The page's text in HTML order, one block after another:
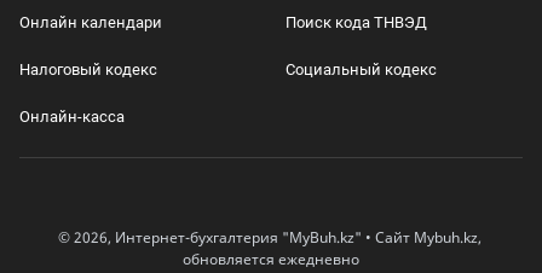
Онлайн календари Поиск кода ТНВЭД
Налоговый кодекс Социальный кодекс
Онлайн-касса
© 2026, Интернет-бухгалтерия "MyBuh.kz" • Сайт Mybuh.kz,
обновляется ежедневно